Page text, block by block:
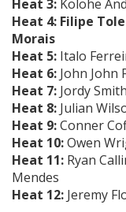
Heat 3: Kolohe
Heat 4: Filipe
Morais
Heat 5: Italo
Heat 6: John John
Heat 7: Jordy Smith
Heat 8: Julian
Heat 9:Conner
Heat 10:Owen
Heat 11: Ryan
Mendes
Heat 12: Jeremy